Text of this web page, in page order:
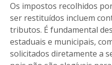
Os impostos recolhidos
ser restituídos incluem
tributos. É fundamental
estaduais e municipais,
solicitados diretamente a